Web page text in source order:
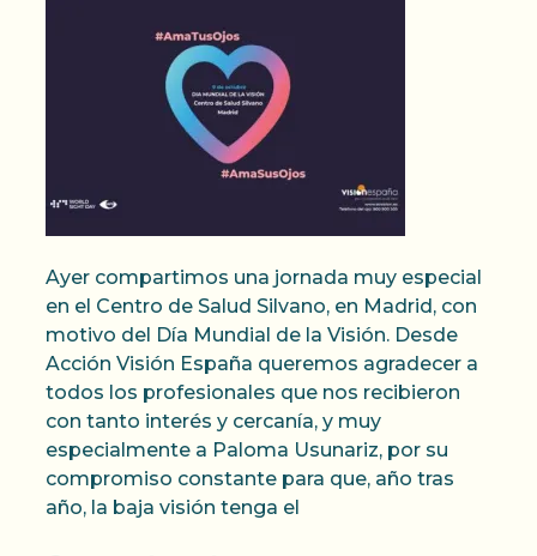
Ayer compartimos una jornada muy especial
en el Centro de Salud Silvano, en Madrid, con
motivo del Día Mundial de la Visión. Desde
Acción Visión España queremos agradecer a
todos los profesionales que nos recibieron
con tanto interés y cercanía, y muy
especialmente a Paloma Usunariz, por su
compromiso constante para que, año tras
año, la baja visión tenga el